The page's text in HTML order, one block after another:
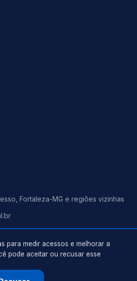
Fortaleza-MG e regiões vizinhas
direitos reservados.
para medir acessos e melhorar a
pode aceitar ou recusar esse